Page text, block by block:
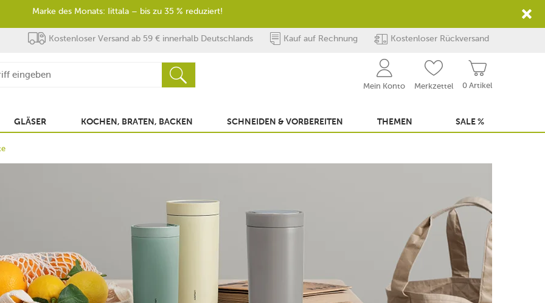
Kostenloser Versand ab 59 € innerhalb Deutschlands Kauf auf Rechnung Kostenloser Rückversand
0 Artikel
Mein Konto Merkzettel
GLÄSER KOCHEN, BRATEN, BACKEN SCHNEIDEN & VORBEREITEN THEMEN SALE %
Marke des Monats: Iittala – bis zu 35 % reduziert!